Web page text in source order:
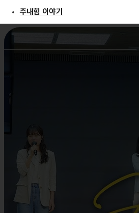
주내힘 이야기
주내힘 이야기